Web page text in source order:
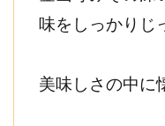
味をしっかりじ
美味しさの中に